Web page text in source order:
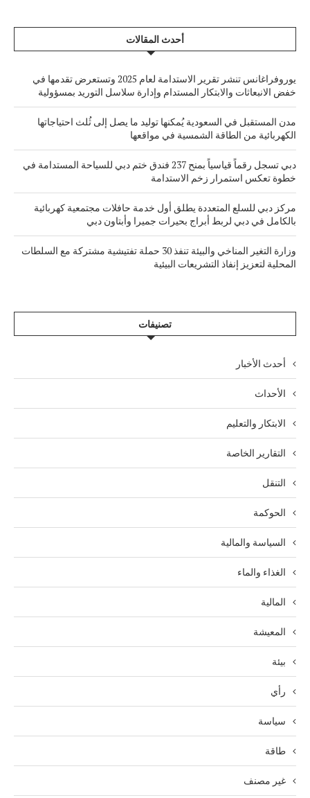
أحدث المقالات
يوروفراغانس تنشر تقرير الاستدامة لعام 2025 وتستعرض تقدمها في
خفض الانبعاثات والابتكار المستدام وإدارة سلاسل التوريد بمسؤولية
مدن المستقبل في السعودية يُمكنها توليد ما يصل إلى ثُلث احتياجاتها
الكهربائية من الطاقة الشمسية في مواقعها
دبي تسجل رقماً قياسياً بمنح 237 فندق ختم دبي للسياحة المستدامة في
خطوة تعكس استمرار زخم الاستدامة
مركز دبي للسلع المتعددة يطلق أول خدمة حافلات مجتمعية كهربائية
بالكامل في دبي لربط أبراج بحيرات جميرا وأبتاون دبي
وزارة التغير المناخي والبيئة تنفذ 30 حملة تفتيشية مشتركة مع السلطات
المحلية لتعزيز إنفاذ التشريعات البيئية
تصنيفات
أحدث الأخبار
الأحداث
الابتكار والتعليم
التقارير الخاصة
التنقل
الحوكمة
السياسة والمالية
الغذاء والماء
المالية
المعيشة
بيئة
رأي
سياسة
طاقة
غير مصنف